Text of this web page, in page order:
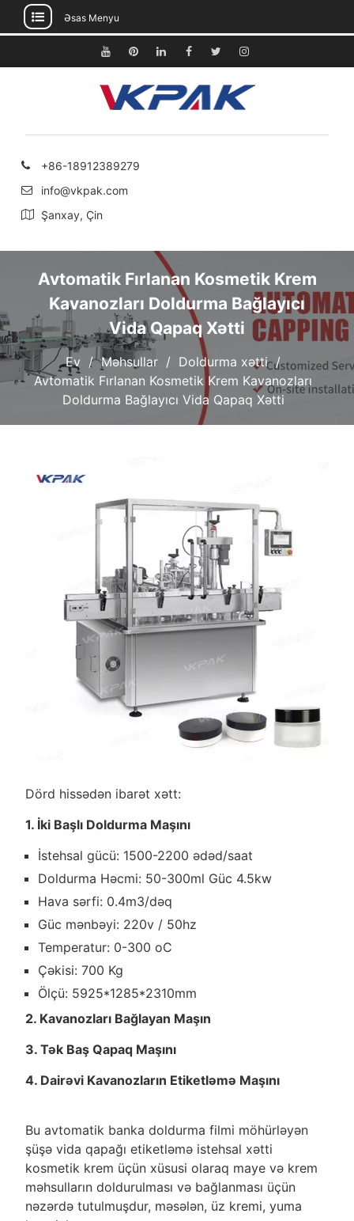
keçin
Əsas Menyu
YoutubePinterestLinkedinFacebook
TwitterInstagram
+86-18912389279
info@vkpak.com
Şanxay, Çin
Avtomatik Fırlanan Kosmetik Krem
Kavanozları Doldurma Bağlayıcı
Vida Qapaq Xətti
Ev Məhsullar
Doldurma xətti
Avtomatik Fırlanan Kosmetik Krem Kavanozları
Doldurma Bağlayıcı Vida Qapaq Xətti
Dörd hissədən ibarət xətt:
1. İki Başlı Doldurma Maşını
İstehsal gücü: 1500-2200 ədəd/saat
Doldurma Həcmi: 50-300ml Güc 4.5kw
Hava sərfi: 0.4m3/dəq
Güc mənbəyi: 220v / 50hz
Temperatur: 0-300 oC
Çəkisi: 700 Kg
Ölçü: 5925*1285*2310mm
2. Kavanozları Bağlayan Maşın
3. Tək Baş Qapaq Maşını
4. Dairəvi Kavanozların Etiketləmə Maşını
Bu avtomatik banka doldurma filmi möhürləyən
şüşə vida qapağı etiketləmə istehsal xətti
kosmetik krem üçün xüsusi olaraq maye və krem
məhsulların doldurulması və bağlanması üçün
nəzərdə tutulmuşdur, məsələn, üz kremi, yuma